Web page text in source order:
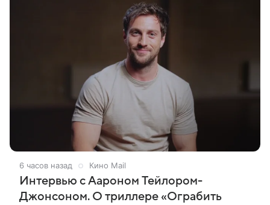
6 часов назад Кино Mail
Интервью с Аароном Тейлором-
Джонсоном. О триллере «Ограбить